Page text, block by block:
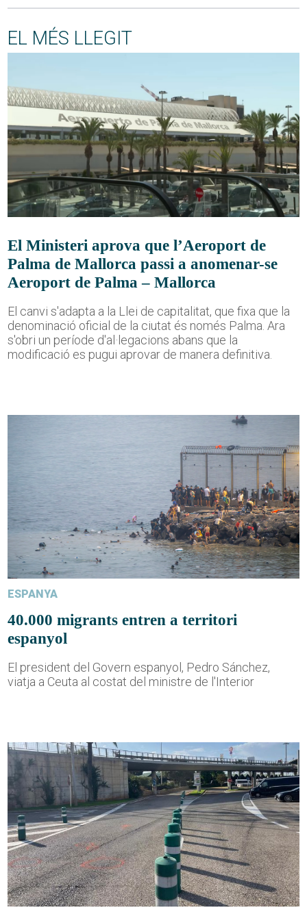
EL MÉS LLEGIT
El Ministeri aprova que l’Aeroport de
Palma de Mallorca passi a anomenar-se
Aeroport de Palma – Mallorca
El canvi s'adapta a la Llei de capitalitat, que fixa que la
denominació oficial de la ciutat és només Palma. Ara
s'obri un període d'al·legacions abans que la
modificació es pugui aprovar de manera definitiva.
ESPANYA
40.000 migrants entren a territori
espanyol
El president del Govern espanyol, Pedro Sánchez,
viatja a Ceuta al costat del ministre de l'Interior